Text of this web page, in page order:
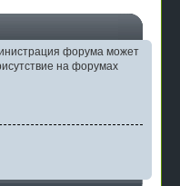
форума может
на форумах